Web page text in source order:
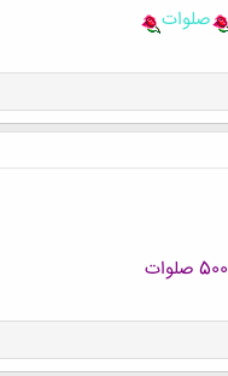
صلوات
500 صلوات